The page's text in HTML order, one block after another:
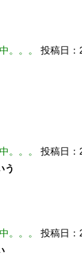
。。。
投稿日
。。。
投稿日
う
。。。
投稿日
団的な事実